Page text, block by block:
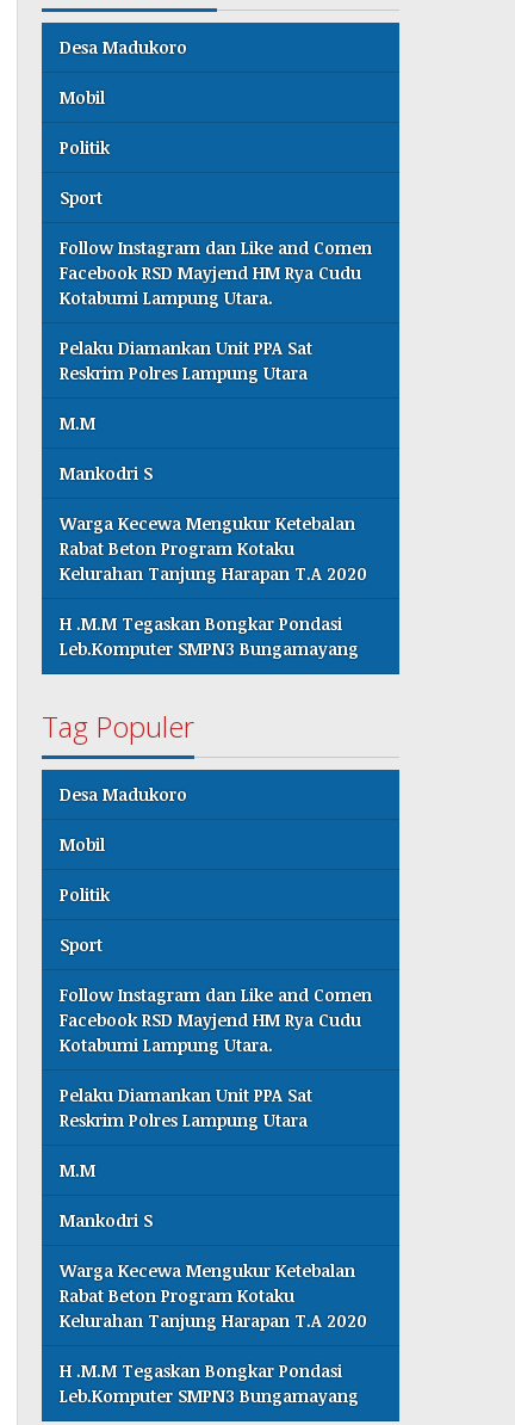
Desa Madukoro
Mobil
Politik
Sport
Follow Instagram dan Like and Comen
Facebook RSD Mayjend HM Rya Cudu
Kotabumi Lampung Utara.
Pelaku Diamankan Unit PPA Sat
Reskrim Polres Lampung Utara
M.M
Mankodri S
Warga Kecewa Mengukur Ketebalan
Rabat Beton Program Kotaku
Kelurahan Tanjung Harapan T.A 2020
H .M.M Tegaskan Bongkar Pondasi
Leb.Komputer SMPN3 Bungamayang
Tag Populer
Desa Madukoro
Mobil
Politik
Sport
Follow Instagram dan Like and Comen
Facebook RSD Mayjend HM Rya Cudu
Kotabumi Lampung Utara.
Pelaku Diamankan Unit PPA Sat
Reskrim Polres Lampung Utara
M.M
Mankodri S
Warga Kecewa Mengukur Ketebalan
Rabat Beton Program Kotaku
Kelurahan Tanjung Harapan T.A 2020
H .M.M Tegaskan Bongkar Pondasi
Leb.Komputer SMPN3 Bungamayang